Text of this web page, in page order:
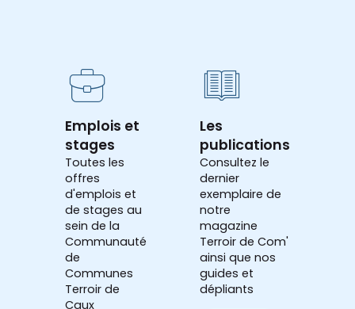
Emplois et
stages
Toutes les
offres
d'emplois et
de stages au
sein de la
Communauté
de
Communes
Terroir de
Caux
Les
publications
Consultez le
dernier
exemplaire de
notre
magazine
Terroir de Com'
ainsi que nos
guides et
dépliants